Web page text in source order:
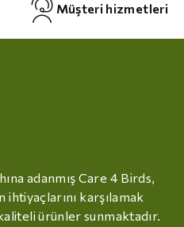
Müşteri hizmetleri
adanmış Care 4 Birds,
karşılamak
ürünler sunmaktadır.